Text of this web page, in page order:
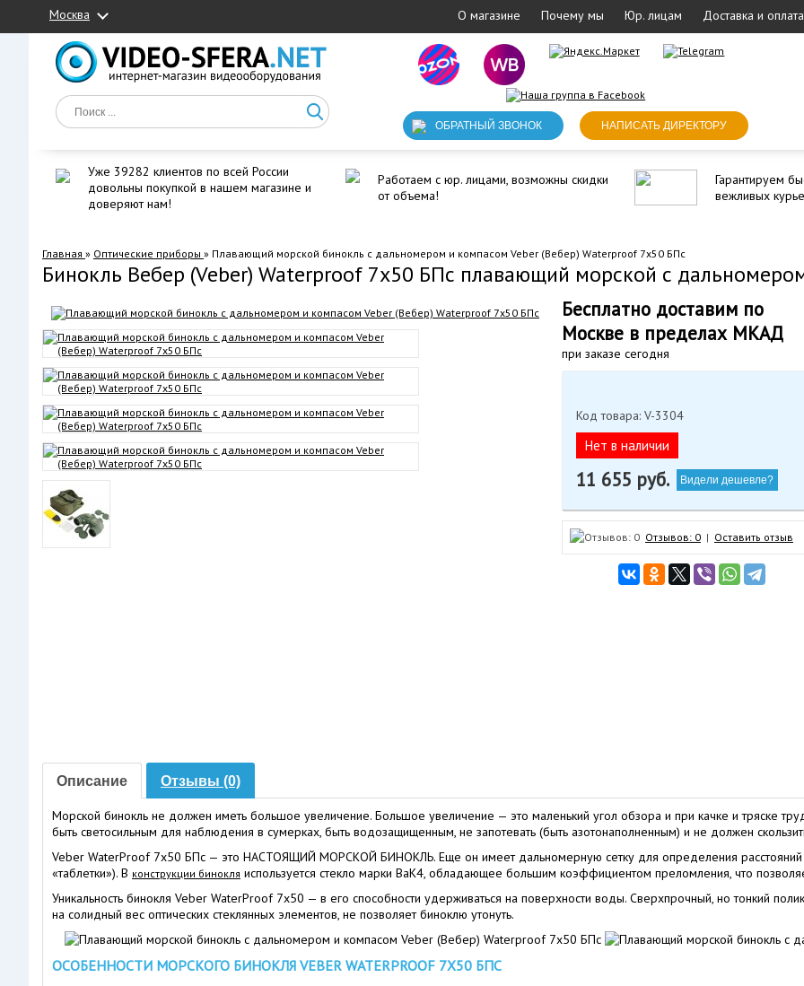
Москва О магазине Почему мы Юр. лицам Доставка и оплата
ОБРАТНЫЙ ЗВОНОК НАПИСАТЬ ДИРЕКТОРУ
Уже 39282 клиентов по всей России
довольны покупкой в нашем магазине и
доверяют нам!
Работаем с юр. лицами, возможны скидки
от объема!
Гарантируем
вежливых
Главная » Оптические приборы » Плавающий морской бинокль с дальномером и компасом Veber (Вебер) Waterproof 7x50 БПс
Бинокль Вебер (Veber) Waterproof 7x50 БПс плавающий морской с
Бесплатно доставим по
Москве в пределах МКАД
при заказе сегодня
Код товара: V-3304
Нет в наличии
11 655 руб. Видели дешевле?
Отзывов: 0 | Оставить отзыв
Описание Отзывы (0)
Морской бинокль не должен иметь большое увеличение. Большое увеличение — это маленький угол обзора и при качке и тряске
быть светосильным для наблюдения в сумерках, быть водозащищенным, не запотевать (быть азотонаполненным) и не должен
Veber WaterProof 7x50 БПс — это НАСТОЯЩИЙ МОРСКОЙ БИНОКЛЬ. Еще он имеет дальномерную сетку для определения расстояний и
«таблетки»). В конструкции бинокля используется стекло марки BaK4, обладающее большим коэффициентом преломления, что
Уникальность бинокля Veber WaterProof 7x50 — в его способности удерживаться на поверхности воды. Сверхпрочный, но тонкий
на солидный вес оптических стеклянных элементов, не позволяет биноклю утонуть.
ОСОБЕННОСТИ МОРСКОГО БИНОКЛЯ VEBER WATERPROOF 7X50 БПС